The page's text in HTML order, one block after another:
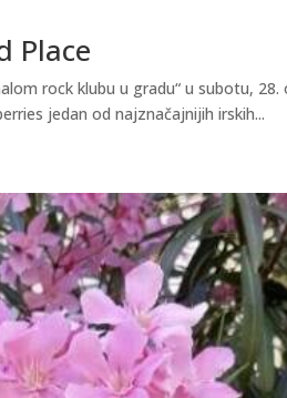
Place
rock klubu u gradu“ u subotu,
jedan od najznačajnijih irskih...